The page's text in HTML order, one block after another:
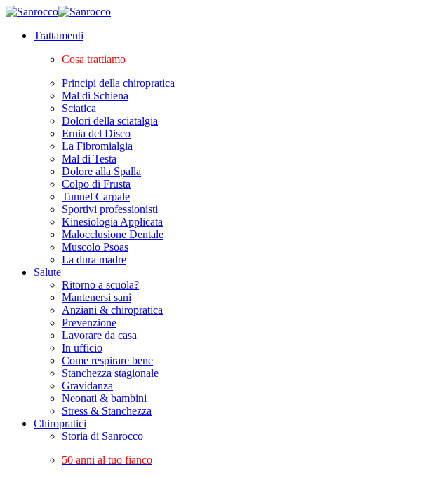
Trattamenti
Cosa trattiamo
Principi della chiropratica
Mal di Schiena
Sciatica
Dolori della sciatalgia
Ernia del Disco
La Fibromialgia
Mal di Testa
Dolore alla Spalla
Colpo di Frusta
Tunnel Carpale
Sportivi professionisti
Kinesiologia Applicata
Malocclusione Dentale
Muscolo Psoas
La dura madre
Salute
Ritorno a scuola?
Mantenersi sani
Anziani & chiropratica
Prevenzione
Lavorare da casa
In ufficio
Come respirare bene
Stanchezza stagionale
Gravidanza
Neonati & bambini
Stress & Stanchezza
Chiropratici
Storia di Sanrocco
50 anni al tuo fianco